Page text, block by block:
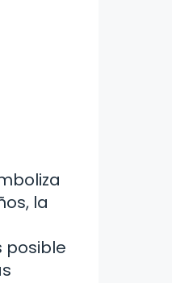
la
posible